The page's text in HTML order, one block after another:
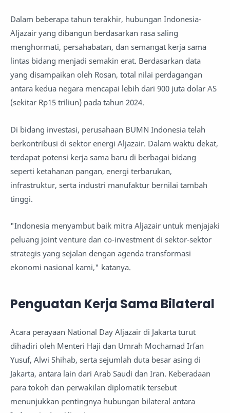
Dalam beberapa tahun terakhir, hubungan Indonesia-
Aljazair yang dibangun berdasarkan rasa saling
menghormati, persahabatan, dan semangat kerja sama
lintas bidang menjadi semakin erat. Berdasarkan data
yang disampaikan oleh Rosan, total nilai perdagangan
antara kedua negara mencapai lebih dari 900 juta dolar AS
(sekitar Rp15 triliun) pada tahun 2024.
Di bidang investasi, perusahaan BUMN Indonesia telah
berkontribusi di sektor energi Aljazair. Dalam waktu dekat,
terdapat potensi kerja sama baru di berbagai bidang
seperti ketahanan pangan, energi terbarukan,
infrastruktur, serta industri manufaktur bernilai tambah
tinggi.
"Indonesia menyambut baik mitra Aljazair untuk menjajaki
peluang joint venture dan co-investment di sektor-sektor
strategis yang sejalan dengan agenda transformasi
ekonomi nasional kami," katanya.
Penguatan Kerja Sama Bilateral
Acara perayaan National Day Aljazair di Jakarta turut
dihadiri oleh Menteri Haji dan Umrah Mochamad Irfan
Yusuf, Alwi Shihab, serta sejumlah duta besar asing di
Jakarta, antara lain dari Arab Saudi dan Iran. Keberadaan
para tokoh dan perwakilan diplomatik tersebut
menunjukkan pentingnya hubungan bilateral antara